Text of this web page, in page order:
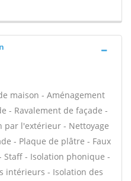
maison - Aménagement
- Ravalement de façade -
par l'extérieur - Nettoyage
- Plaque de plâtre - Faux
- Isolation phonique -
intérieurs - Isolation des